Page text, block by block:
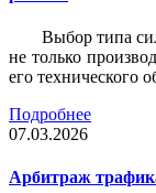
Выбор типа
не только
его технического
Подробнее
07.03.2026
Арбитраж